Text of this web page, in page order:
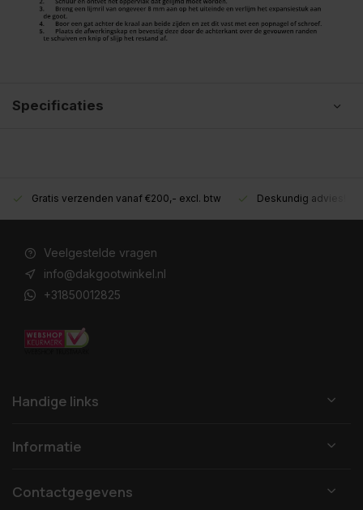
Specificaties
Gratis verzenden vanaf €200,- excl. btw Deskundig advies!
Veelgestelde vragen
info@dakgootwinkel.nl
+31850012825
Handige links
Informatie
Contactgegevens